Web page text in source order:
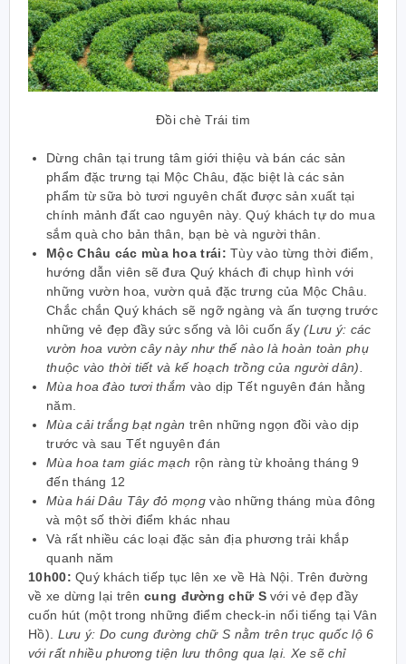
Đồi chè Trái tim
Dừng chân tại trung tâm giới thiệu và bán các sản
phẩm đặc trưng tại Mộc Châu, đặc biệt là các sản
phẩm từ sữa bò tươi nguyên chất được sản xuất tại
chính mảnh đất cao nguyên này. Quý khách tự do mua
sắm quà cho bản thân, bạn bè và người thân.
Mộc Châu các mùa hoa trái: Tùy vào từng thời điểm,
hướng dẫn viên sẽ đưa Quý khách đi chụp hình với
những vườn hoa, vườn quả đặc trưng của Mộc Châu.
Chắc chắn Quý khách sẽ ngỡ ngàng và ấn tượng trước
những vẻ đẹp đầy sức sống và lôi cuốn ấy(Lưu ý: các
vườn hoa vườn cây này như thế nào là hoàn toàn phụ
thuộc vào thời tiết và kế hoạch trồng của người dân).
Mùa hoa đào tươi thắm vào dịp Tết nguyên đán hằng
năm.
Mùa cải trắng bạt ngàn trên những ngọn đồi vào dịp
trước và sau Tết nguyên đán
Mùa hoa tam giác mạch rộn ràng từ khoảng tháng 9
đến tháng 12
Mùa hái Dâu Tây đỏ mọngvào những tháng mùa đông
và một số thời điểm khác nhau
Và rất nhiều các loại đặc sản địa phương trải khắp
quanh năm
10h00: Quý khách tiếp tục lên xe về Hà Nội. Trên đường
về xe dừng lại trêncung đường chữ Svới vẻ đẹp đầy
cuốn hút (một trong những điểm check-in nổi tiếng tại Vân
Hồ). Lưu ý: Do cung đường chữ S nằm trên trục quốc lộ 6
với rất nhiều phương tiện lưu thông qua lại. Xe sẽ chỉ